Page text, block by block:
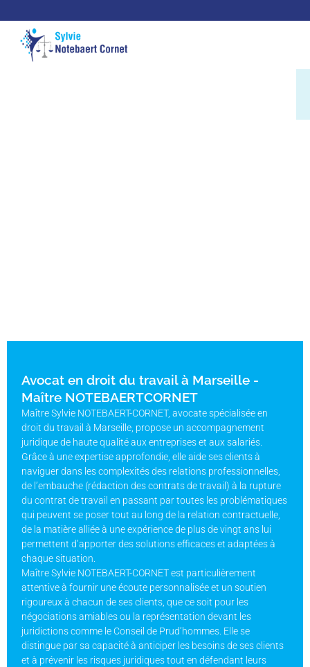
Avocat en droit du travail à Marseille -
Maître NOTEBAERTCORNET
Maître Sylvie NOTEBAERT-CORNET, avocate spécialisée en
droit du travail à Marseille, propose un accompagnement
juridique de haute qualité aux entreprises et aux salariés.
Grâce à une expertise approfondie, elle aide ses clients à
naviguer dans les complexités des relations professionnelles,
de l’embauche (rédaction des contrats de travail) à la rupture
du contrat de travail en passant par toutes les problématiques
qui peuvent se poser tout au long de la relation contractuelle,
de la matière alliée à une expérience de plus de vingt ans lui
permettent d’apporter des solutions efficaces et adaptées à
chaque situation.
Maître Sylvie NOTEBAERT-CORNET est particulièrement
attentive à fournir une écoute personnalisée et un soutien
rigoureux à chacun de ses clients, que ce soit pour les
négociations amiables ou la représentation devant les
juridictions comme le Conseil de Prud’hommes. Elle se
distingue par sa capacité à anticiper les besoins de ses clients
et à prévenir les risques juridiques tout en défendant leurs